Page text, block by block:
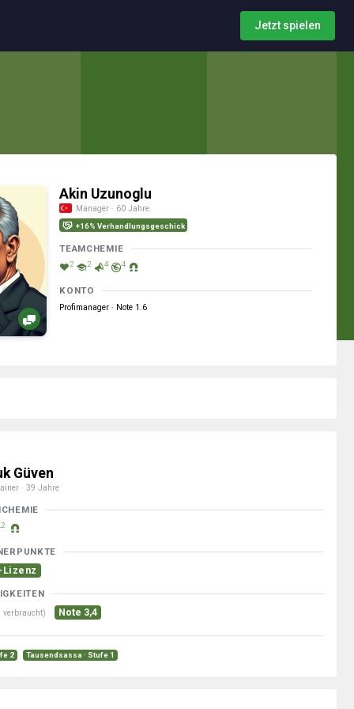
Jetzt spielen
Akin Uzunoglu
Manager · 60 Jahre
+16% Verhandlungsgeschick
TEAMCHEMIE
2 2 4 4
KONTO
Profimanager · Note 1.6
Güven
· 39 Jahre
2
Lizenz
verbraucht) Note 3,4
2 Tausendsassa · Stufe 1